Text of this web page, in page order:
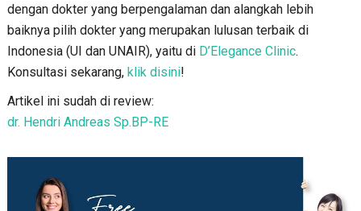
dengan dokter yang berpengalaman dan alangkah lebih
baiknya pilih dokter yang merupakan lulusan terbaik di
Indonesia (UI dan UNAIR), yaitu di D’Elegance Clinic.
Konsultasi sekarang, klik disini!
Artikel ini sudah di review:
dr. Hendri Andreas Sp.BP-RE